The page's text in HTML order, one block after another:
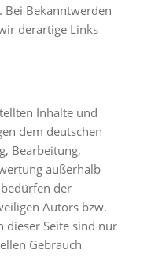
Bei Bekanntwerden
derartige Links
Inhalte und
dem deutschen
Bearbeitung,
außerhalb
der
Autors bzw.
dieser Seite sind nur
Gebrauch